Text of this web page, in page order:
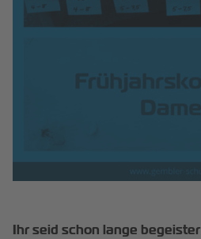
Ihr seid schon lange